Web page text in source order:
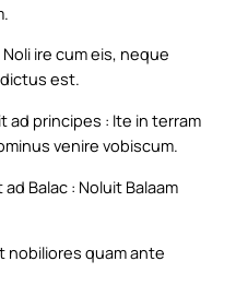
ire cum eis, neque
est.
ad principes : Ite in terram
venire vobiscum.
Balac : Noluit Balaam
nobiliores quam ante